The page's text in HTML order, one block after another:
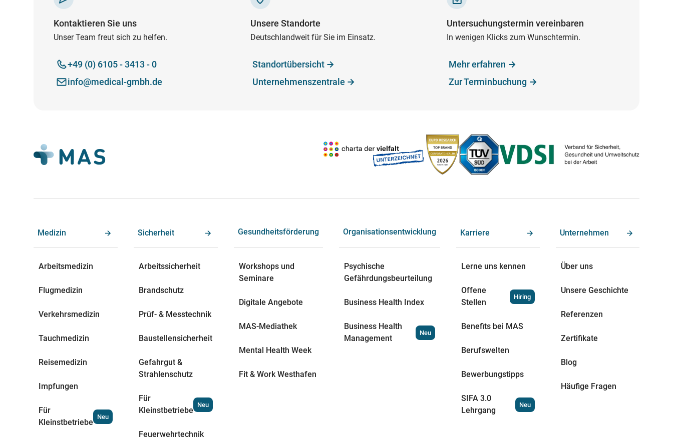
Kontaktieren Sie uns
Unser Team freut sich zu helfen.
+49 (0) 6105 - 3413 - 0
info@medical-gmbh.de
Unsere Standorte
Deutschlandweit für Sie im Einsatz.
Standortübersicht
Unternehmenszentrale
Untersuchungstermin vereinbaren
In wenigen Klicks zum Wunschtermin.
Mehr erfahren
Zur Terminbuchung
Medizin
Arbeitsmedizin
Flugmedizin
Verkehrsmedizin
Tauchmedizin
Reisemedizin
Impfungen
Für
Kleinstbetriebe
Neu
Sicherheit
Arbeitssicherheit
Brandschutz
Prüf- & Messtechnik
Baustellensicherheit
Gefahrgut &
Strahlenschutz
Für
Kleinstbetriebe
Neu
Feuerwehrtechnik
Gesundheitsförderung
Workshops und
Seminare
Digitale Angebote
MAS-Mediathek
Mental Health Week
Fit & Work Westhafen
Organisationsentwicklung
Psychische
Gefährdungsbeurteilung
Business Health Index
Business Health
Management
Neu
Karriere
Lerne uns kennen
Offene
Stellen
Hiring
Benefits bei MAS
Berufswelten
Bewerbungstipps
SIFA 3.0
Lehrgang
Neu
Unternehmen
Über uns
Unsere Geschichte
Referenzen
Zertifikate
Blog
Häufige Fragen